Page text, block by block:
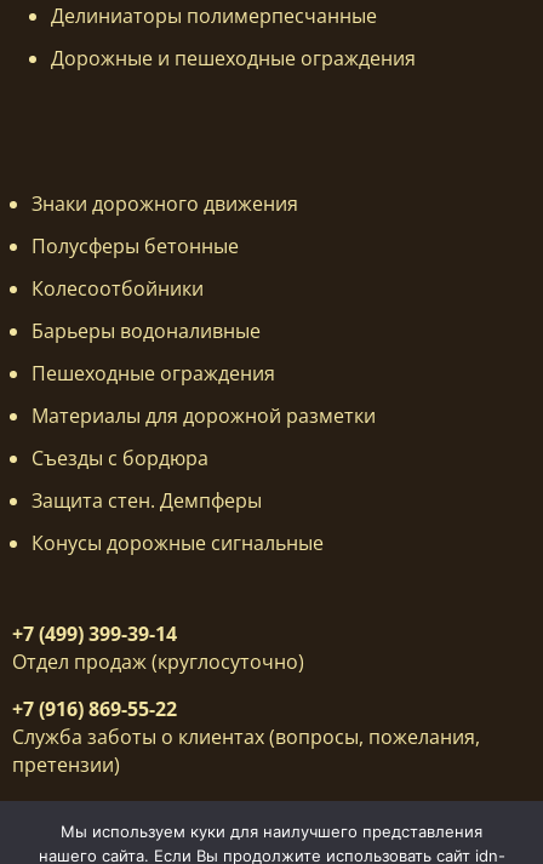
Делиниаторы полимерпесчанные
Дорожные и пешеходные ограждения
Знаки дорожного движения
Полусферы бетонные
Колесоотбойники
Барьеры водоналивные
Пешеходные ограждения
Материалы для дорожной разметки
Съезды с бордюра
Защита стен. Демпферы
Конусы дорожные сигнальные
+7 (499) 399-39-14
Отдел продаж (круглосуточно)
+7 (916) 869-55-22
Служба заботы о клиентах (вопросы, пожелания,
претензии)
г.Долгопрудный,
Мы используем куки для наилучшего представления
нашего сайта. Если Вы продолжите использовать сайт idn-